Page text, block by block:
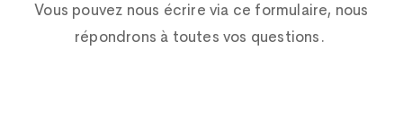
Vous pouvez nous écrire via ce formulaire, nous
répondrons à toutes vos questions.